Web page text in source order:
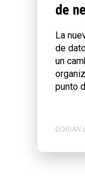
de
La
de
un
punto
DORIAN